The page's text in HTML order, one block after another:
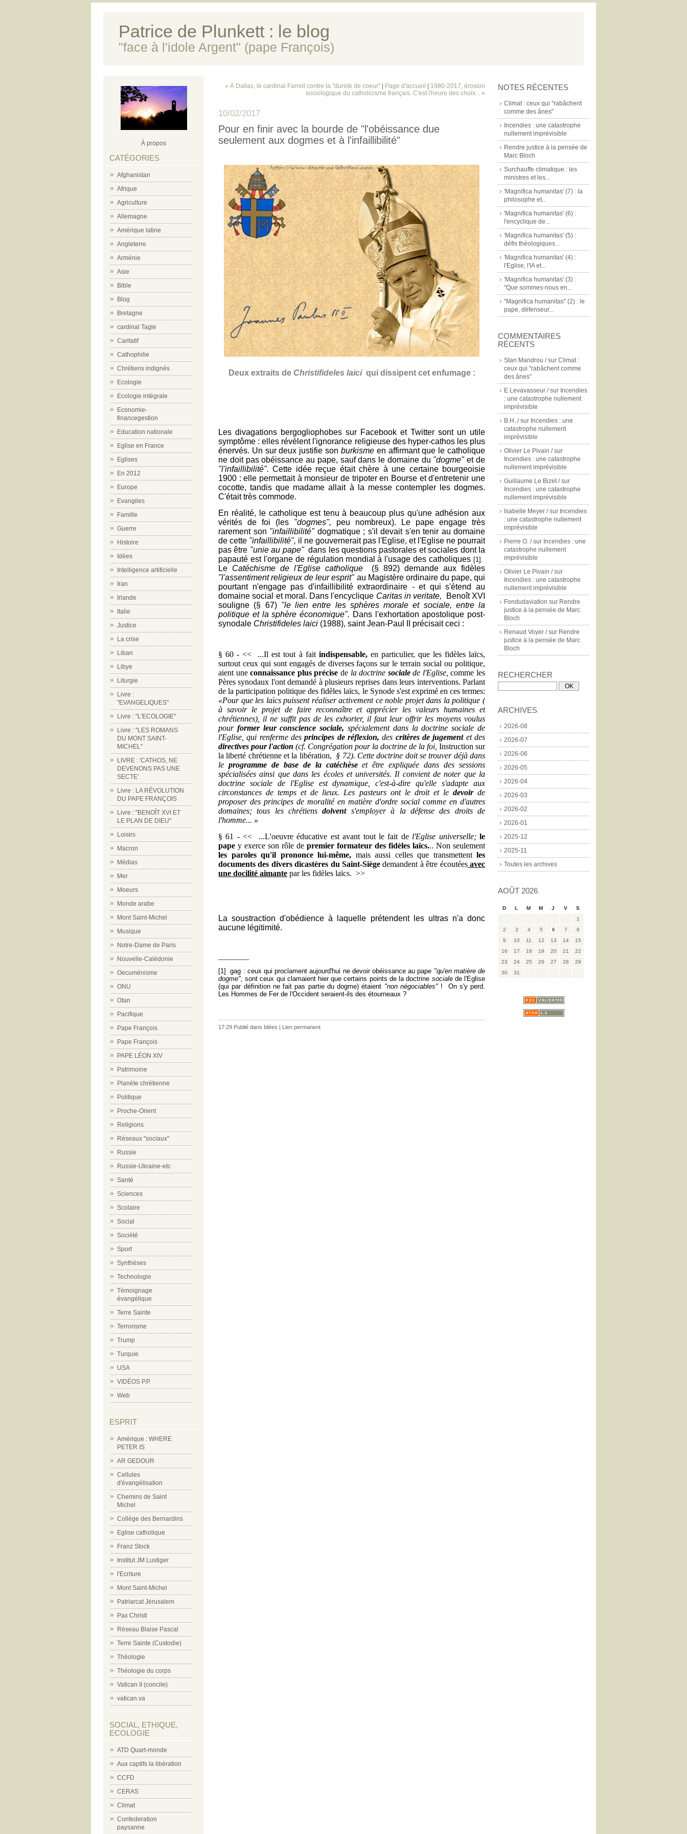
Patrice de Plunkett : le blog
"face à l'idole Argent" (pape François)
À propos
CATÉGORIES
Afghanistan
Afrique
Agriculture
Allemagne
Amérique latine
Angleterre
Arménie
Asie
Bible
Blog
Bretagne
cardinal Tagle
Caritatif
Cathophilie
Chrétiens indignés
Ecologie
Ecologie intégrale
Economie-
financegestion
Education nationale
Eglise en France
Eglises
En 2012
Europe
Evangiles
Famille
Guerre
Histoire
Idées
Intelligence artificielle
Iran
Irlande
Italie
Justice
La crise
Liban
Libye
Liturgie
Livre :
"EVANGELIQUES"
Livre : "L'ECOLOGIE"
Livre : "LES ROMANS
DU MONT SAINT-
MICHEL"
LIVRE : 'CATHOS, NE
DEVENONS PAS UNE
SECTE'
Livre : LA RÉVOLUTION
DU PAPE FRANÇOIS
Livre : "BENOÎT XVI ET
LE PLAN DE DIEU"
Loisirs
Macron
Médias
Mer
Moeurs
Monde arabe
Mont Saint-Michel
Musique
Notre-Dame de Paris
Nouvelle-Calédonie
Oecuménisme
ONU
Otan
Pacifique
Pape François
Pape François
PAPE LÉON XIV
Patrimoine
Planète chrétienne
Politique
Proche-Orient
Religions
Réseaux "sociaux"
Russie
Russie-Ukraine-etc
Santé
Sciences
Scolaire
Social
Société
Sport
Synthèses
Technologie
Témoignage
évangélique
Terre Sainte
Terrorisme
Trump
Turquie
USA
VIDÉOS P.P.
Web
ESPRIT
Amérique : WHERE
PETER IS
AR GEDOUR
Cellules
d'évangélisation
Chemins de Saint
Michel
Collège des Bernardins
Eglise catholique
Franz Stock
Institut JM Lustiger
l'Ecriture
Mont Saint-Michel
Patriarcat Jérusalem
Pax Christi
Réseau Blaise Pascal
Terre Sainte (Custodie)
Théologie
Théologie du corps
Vatican II (concile)
vatican.va
SOCIAL, ETHIQUE,
ECOLOGIE
ATD Quart-monde
Aux captifs la libération
CCFD
CERAS
Climat
Confederation
paysanne
NOTES RÉCENTES
Climat : ceux qui "rabâchent
comme des ânes"
Incendies : une catastrophe
nullement imprévisible
Rendre justice à la pensée de
Marc Bloch
Surchauffe climatique : les
ministres et les...
'Magnifica humanitas' (7) : la
philosophe et...
'Magnifica humanitas' (6) :
l'encyclique de...
'Magnifica humanitas' (5) :
défis théologiques...
'Magnifica humanitas' (4) :
l'Eglise, l'IA et...
'Magnifica humanitas' (3) :
"Que sommes-nous en...
"Magnifica humanitas" (2) : le
pape, défenseur...
COMMENTAIRES
RÉCENTS
Stan Mandrou /sur Climat :
ceux qui "rabâchent comme
des ânes"
E Levavasseur /sur Incendies
: une catastrophe nullement
imprévisible
B.H. /sur Incendies : une
catastrophe nullement
imprévisible
Olivier Le Pivain /sur
Incendies : une catastrophe
nullement imprévisible
Guillaume Le Bizet /sur
Incendies : une catastrophe
nullement imprévisible
Isabelle Meyer /sur Incendies
: une catastrophe nullement
imprévisible
Pierre O. /sur Incendies : une
catastrophe nullement
imprévisible
Olivier Le Pivain /sur
Incendies : une catastrophe
nullement imprévisible
Fondudaviation sur Rendre
justice à la pensée de Marc
Bloch
Renaud Voyer /sur Rendre
justice à la pensée de Marc
Bloch
RECHERCHER
ARCHIVES
2026-08
2026-07
2026-06
2026-05
2026-04
2026-03
2026-02
2026-01
2025-12
2025-11
Toutes les archives
AOÛT 2026
D L M M J V
S
1
2
3 4 5 6 7
8
9
10 11 12 13 14
15
16
17 18 19 20 21
22
23
24 25 26 27 28
29
30
31
« À Dallas, le cardinal Farrell contre la "dureté de coeur" Page d'accueil
1980-2017, érosion
sociologique du catholicisme français. C'est l'heure des choix... »
10/02/2017
Pour en finir avec la bourde de "l'obéissance due
seulement aux dogmes et à l'infaillibilité"
Deux extraits de Christifideles laiciqui dissipent cet enfumage :
Les divagations bergogliophobes sur Facebook et Twitter sont un utile
symptôme : elles révèlent l'ignorance religieuse des hyper-cathos les plus
énervés. Un sur deux justifie son burkismeen affirmant que le catholique
ne doit pas obéissance au pape, sauf dans le domaine du "dogme"et de
"l'infaillibilité". Cette idée reçue était chère à une certaine bourgeoisie
1900 : elle permettait à monsieur de tripoter en Bourse et d'entretenir une
cocotte, tandis que madame allait à la messe contempler les dogmes.
C'était très commode.
En réalité, le catholique est tenu à beaucoup plus qu'une adhésion aux
vérités de foi (les "dogmes", peu nombreux). Le pape engage très
rarement son "infaillibilité" dogmatique ; s'il devait s'en tenir au domaine
de cette "infaillibilité", il ne gouvernerait pas l'Eglise, et l'Eglise ne pourrait
pas être "unie au pape"dans les questions pastorales et sociales dont la
papauté est l'organe de régulation mondial à l'usage des catholiques [1].
Le Catéchisme de l'Eglise catholique(§ 892) demande aux fidèles
"l'assentiment religieux de leur esprit"au Magistère ordinaire du pape, qui
pourtant n'engage pas d'infaillibilité extraordinaire - et qui s'étend au
domaine social et moral. Dans l'encyclique Caritas in veritate, Benoît XVI
souligne (§ 67) "le lien entre les sphères morale et sociale, entre la
politique et la sphère économique". Dans l'exhortation apostolique post-
synodale Christifideles laici (1988), saint Jean-Paul II précisait ceci :
§ 60 - << ...Il est tout à fait indispensable,en particulier, que les fidèles laïcs,
surtout ceux qui sont engagés de diverses façons sur le terrain social ou politique,
aient uneconnaissance plus précise de la doctrine socialede l'Eglise,comme les
Pères synodaux l'ont demandé à plusieurs reprises dans leurs interventions. Parlant
de la participation politique des fidèles laïcs, le Synode s'est exprimé en ces termes:
«Pour que les laïcs puissent réaliser activement ce noble projet dans la politique (
à savoir le projet de faire reconnaître et apprécier les valeurs humaines et
chrétiennes), il ne suffit pas de les exhorter, il faut leur offrir les moyens voulus
pour former leur conscience sociale, spécialement dans la doctrine sociale de
l'Eglise, qui renferme desprincipes de réflexion, des critères de jugementet des
directives pour l'action (cf. Congrégation pour la doctrine de la foi, Instruction sur
la liberté chrétienne et la libération, § 72). Cette doctrine doit se trouver déjà dans
le programme de base de la catéchèseet être expliquée dans des sessions
spécialisées ainsi que dans les écoles et universités. Il convient de noter que la
doctrine sociale de l'Eglise est dynamique, c'est-à-dire qu'elle s'adapte aux
circonstances de temps et de lieux. Les pasteurs ont le droit et le devoirde
proposer des principes de moralité en matière d'ordre social comme en d'autres
domaines; tous les chrétiensdoivents'employer à la défense des droits de
l'homme... »
§ 61 - << ...L'oeuvre éducative est avant tout le fait de l'Eglise universelle;le
pape y exerce son rôle de premier formateur des fidèles laïcs... Non seulement
les paroles qu'il prononce lui-même, mais aussi celles que transmettent les
documents des divers dicastères du Saint-Siège demandent à être écoutéesavec
une docilité aimante par les fidèles laïcs. >>
La soustraction d'obédience à laquelle prétendent les ultras n'a donc
aucune légitimité.
[1] gag : ceux qui proclament aujourd'hui ne devoir obéissance au pape "qu'en matière de
dogme", sont ceux qui clamaient hier que certains points de la doctrine socialede l'Eglise
(qui par définition ne fait pas partie du dogme) étaient "non négociables" ! On s'y perd.
Les Hommes de Fer de l'Occident seraient-ils des étourneaux ?
17:29 Publié dans Idées | Lien permanent